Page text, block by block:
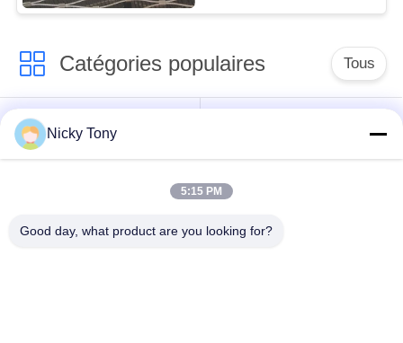
Catégories populaires Tous
Maille de câble
métallique
Fabrication de fil de
Nicky Tony
5:15 PM
Good day, what product are you looking for?